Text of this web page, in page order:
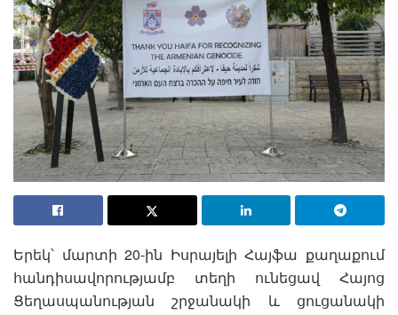
Երեկ՝ մարտի 20-ին Իսրայելի Հայֆա քաղաքում
հանդիսավորությամբ տեղի ունեցավ Հայոց
Ցեղասպանության շրջանակի և ցուցանակի